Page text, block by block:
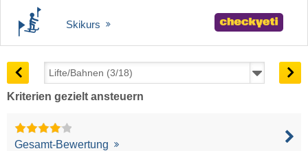
Skikurs
Kriterien gezielt ansteuern
Gesamt-Bewertung